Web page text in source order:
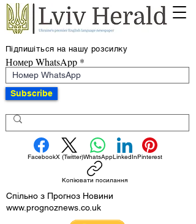
Підпишіться на нашу розсилку
Номер WhatsApp
Subscribe
FacebookX (Twitter)WhatsAppLinkedInPinterest
Копіювати посилання
Спільно з Прогноз Новини
www.prognoznews.co.uk